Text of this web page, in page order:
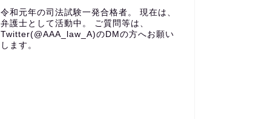
令和元年の司法試験一発合格者。 現在は、
弁護士として活動中。 ご質問等は、
Twitter(@AAA_law_A)のDMの方へお願い
します。